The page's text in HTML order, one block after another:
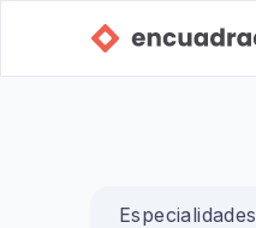
Especialidades